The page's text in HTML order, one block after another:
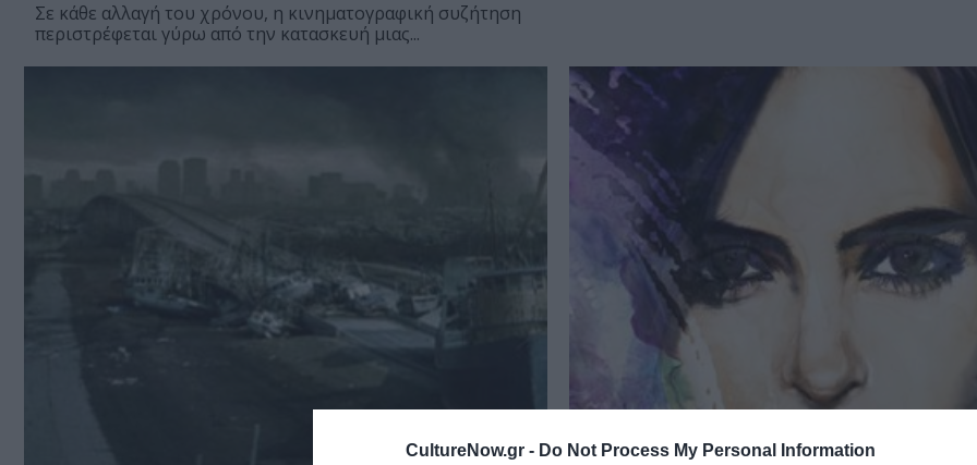
CultureNow.gr - Do Not Process My Personal Information
Σε κάθε αλλαγή του χρόνου, η κινηματογραφική συζήτηση
περιστρέφεται γύρω από την κατασκευή μιας...